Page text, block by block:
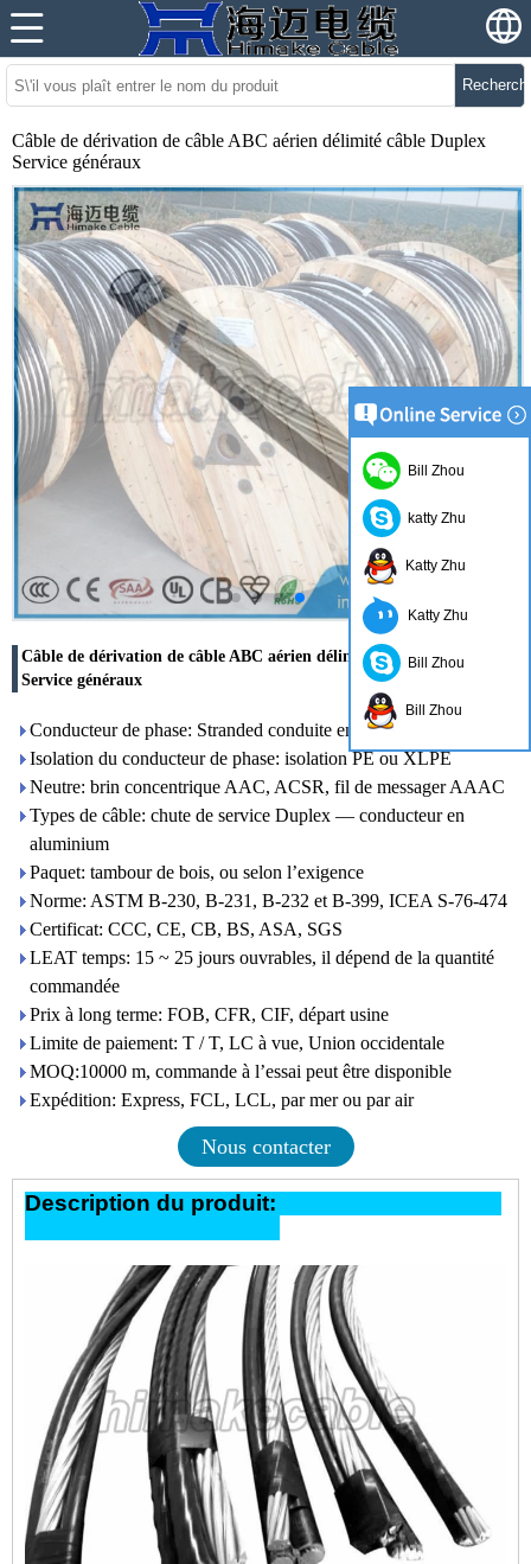
Câble de dérivation de câble ABC aérien délimité câble Duplex
Service généraux
Câble de dérivation de câble ABC aérien délimité câble Duplex
Service généraux
Conducteur de phase: Stranded conduite en aluminium
Isolation du conducteur de phase: isolation PE ou XLPE
Neutre: brin concentrique AAC, ACSR, fil de messager AAAC
Types de câble: chute de service Duplex — conducteur en
aluminium
Paquet: tambour de bois, ou selon l’exigence
Norme: ASTM B-230, B-231, B-232 et B-399, ICEA S-76-474
Certificat: CCC, CE, CB, BS, ASA, SGS
LEAT temps: 15 ~ 25 jours ouvrables, il dépend de la quantité
commandée
Prix à long terme: FOB, CFR, CIF, départ usine
Limite de paiement: T / T, LC à vue, Union occidentale
MOQ:10000 m, commande à l’essai peut être disponible
Expédition: Express, FCL, LCL, par mer ou par air
Nous contacter
Description du produit:
Bill Zhou
katty Zhu
Katty Zhu
Katty Zhu
Bill Zhou
Bill Zhou